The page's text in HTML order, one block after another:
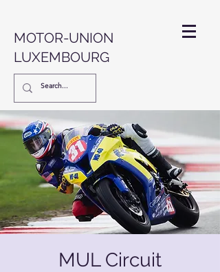
MOTOR-UNION
LUXEMBOURG
MUL Circuit